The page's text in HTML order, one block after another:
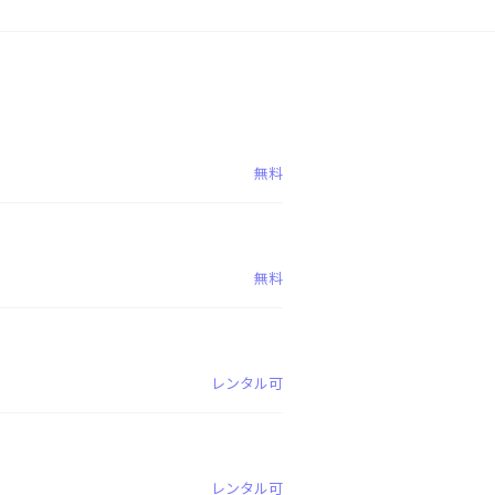
無料
無料
レンタル可
レンタル可